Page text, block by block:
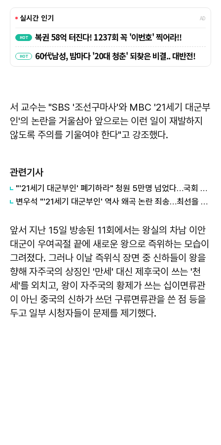
서 교수는 "SBS '조선구마사'와 MBC '21세기 대군부
인'의 논란을 거울삼아 앞으로는 이런 일이 재발하지
않도록 주의를 기울여야 한다"고 강조했다.
관련기사
"'21세기 대군부인' 폐기하라" 청원 5만명 넘었다…국회 심사 받나
변우석 "'21세기 대군부인' 역사 왜곡 논란 죄송…최선을 다하자 생각"
앞서 지난 15일 방송된 11회에서는 왕실의 차남 이안
대군이 우여곡절 끝에 새로운 왕으로 즉위하는 모습이
그려졌다. 그러나 이날 즉위식 장면 중 신하들이 왕을
향해 자주국의 상징인 '만세' 대신 제후국이 쓰는 '천
세'를 외치고, 왕이 자주국의 황제가 쓰는 십이면류관
이 아닌 중국의 신하가 쓰던 구류면류관을 쓴 점 등을
두고 일부 시청자들이 문제를 제기했다.